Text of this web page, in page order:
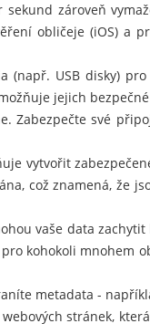
zároveň
obličeje (iOS) a
USB disky)
jejich
Zabezpečte své
vytvořit
což znamená, že
vaše data
kohokoli mnohem
metadata -
stránek,